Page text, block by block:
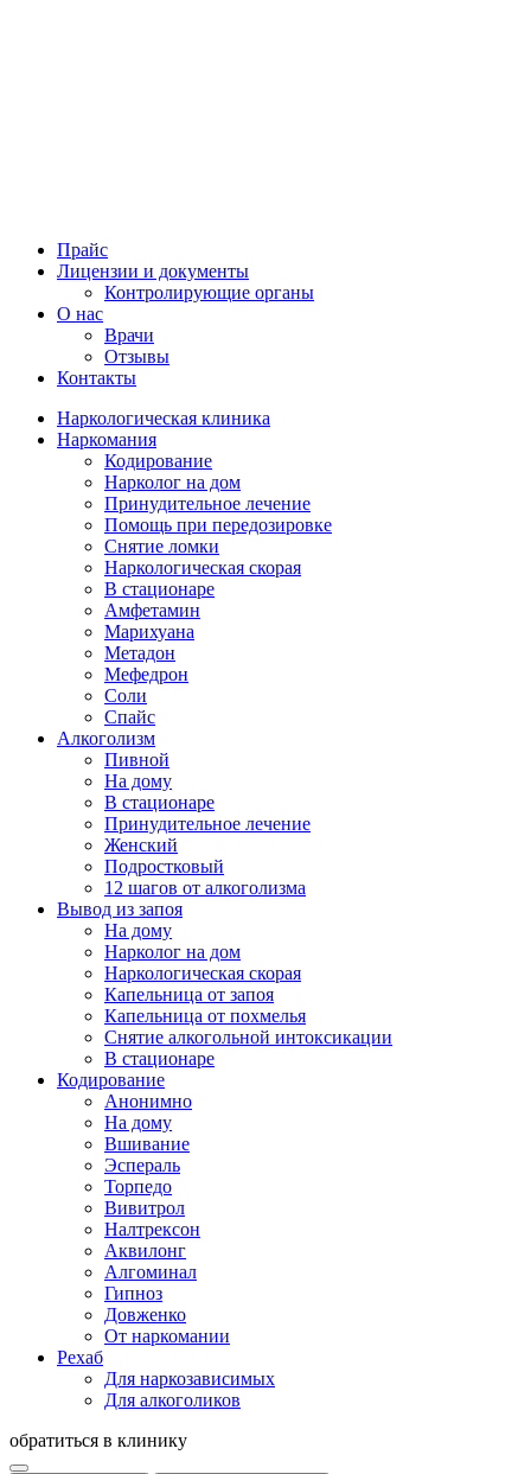
Прайс
Лицензии и документы
Контролирующие органы
О нас
Врачи
Отзывы
Контакты
Наркологическая клиника
Наркомания
Кодирование
Нарколог на дом
Принудительное лечение
Помощь при передозировке
Снятие ломки
Наркологическая скорая
В стационаре
Амфетамин
Марихуана
Метадон
Мефедрон
Соли
Спайс
Алкоголизм
Пивной
На дому
В стационаре
Принудительное лечение
Женский
Подростковый
12 шагов от алкоголизма
Вывод из запоя
На дому
Нарколог на дом
Наркологическая скорая
Капельница от запоя
Капельница от похмелья
Снятие алкогольной интоксикации
В стационаре
Кодирование
Анонимно
На дому
Вшивание
Эспераль
Торпедо
Вивитрол
Налтрексон
Аквилонг
Алгоминал
Гипноз
Довженко
От наркомании
Рехаб
Для наркозависимых
Для алкоголиков
обратиться в клинику